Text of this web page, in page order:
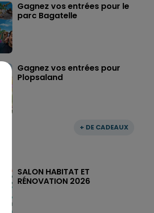
+ DE CADEAUX
Gagnez vos entrées pour le
parc Bagatelle
Gagnez vos entrées pour
Plopsaland
SALON HABITAT ET
RÉNOVATION 2026